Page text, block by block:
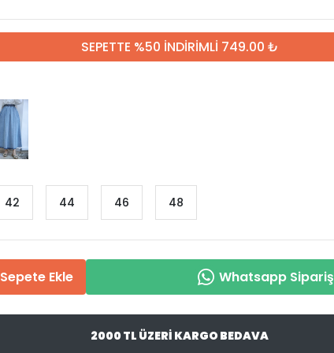
SEPETTE %50 İNDİRİMLİ 749.00 ₺
42 44 46 48
Sepete Ekle Whatsapp Sipariş
2000 TL ÜZERİ KARGO BEDAVA